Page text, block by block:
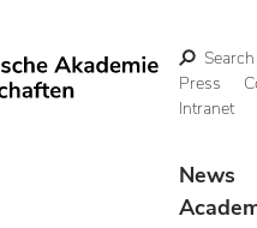
Search
Press
Intranet
News